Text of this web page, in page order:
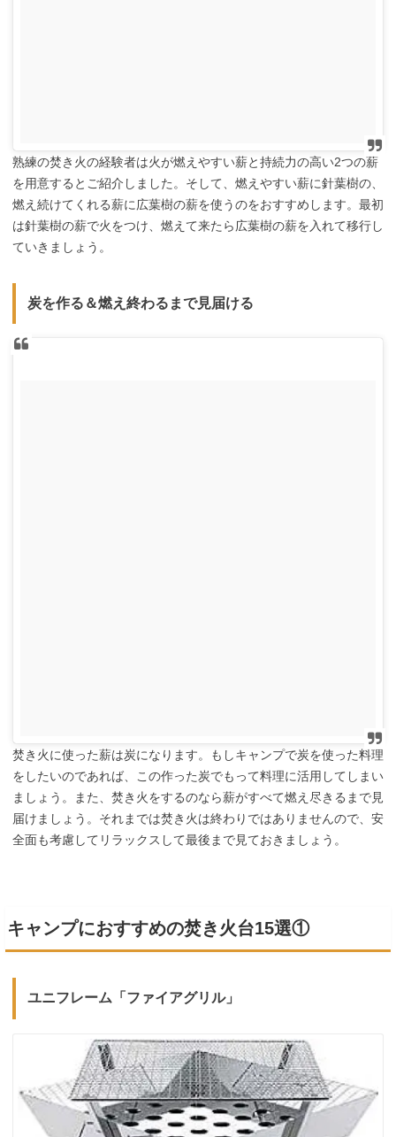
熟練の焚き火の経験者は火が燃えやすい薪と持続力の高い2つの薪
を用意するとご紹介しました。そして、燃えやすい薪に針葉樹の、
燃え続けてくれる薪に広葉樹の薪を使うのをおすすめします。最初
は針葉樹の薪で火をつけ、燃えて来たら広葉樹の薪を入れて移行し
ていきましょう。
炭を作る＆燃え終わるまで見届ける
焚き火に使った薪は炭になります。もしキャンプで炭を使った料理
をしたいのであれば、この作った炭でもって料理に活用してしまい
ましょう。また、焚き火をするのなら薪がすべて燃え尽きるまで見
届けましょう。それまでは焚き火は終わりではありませんので、安
全面も考慮してリラックスして最後まで見ておきましょう。
キャンプにおすすめの焚き火台15選①
ユニフレーム「ファイアグリル」